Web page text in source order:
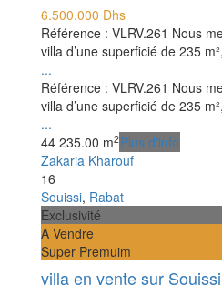
6.500.000 Dhs
Référence : VLRV.261 Nous
villa d’une superficié de 235
...
Référence : VLRV.261 Nous
villa d’une superficié de 235
...
44 235.00 m2Plus d'info
Zakaria Kharouf
16
Souissi, Rabat
Exclusivité
A Vendre
Super Premuim
villa en vente sur Souissi